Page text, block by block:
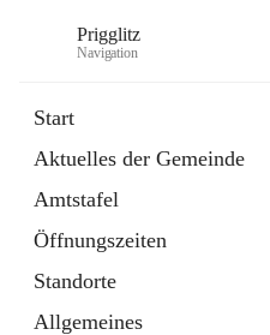
Prigglitz
Navigation
Start
Aktuelles der Gemeinde
Amtstafel
Öffnungszeiten
Standorte
Allgemeines
Externe Webseite
in
Tab
Gemeindezeitung
Ordner
öffnet
in
neuem
Tab